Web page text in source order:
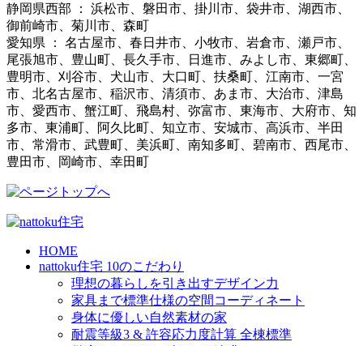
静岡県西部 ： 浜松市、磐田市、掛川市、袋井市、湖西市、
御前崎市、菊川市、森町
愛知県 ： 名古屋市、春日井市、小牧市、岩倉市、瀬戸市、
尾張旭市、豊山町、長久手市、日進市、みよし市、東郷町、
豊明市、刈谷市、犬山市、大口町、扶桑町、江南市、一宮
市、北名古屋市、稲沢市、清須市、あま市、大治市、津島
市、愛西市、蟹江町、飛島村、弥富市、東海市、大府市、知
多市、東浦町、阿久比町、知立市、安城市、高浜市、半田
市、常滑市、武豊町、美浜町、南知多町、碧南市、西尾市、
豊田市、岡崎市、幸田町
HOME
nattoku住宅 10のこだわり
理想の暮らしを引き出すデザイン力
家具まで標準仕様の空間コーディネート
身体に優しい自然素材の家
耐震等級3 & 許容応力度計算 全棟標準